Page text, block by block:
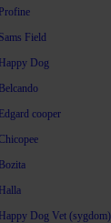
Profine
Sams Field
Happy Dog
Belcando
Edgard cooper
Bozita
Halla
Happy Dog Vet (sygdom)